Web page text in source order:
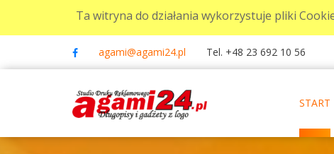
Ta witryna do działania wykorzystuje pliki
agami@agami24.pl Tel. +48 23 692 10 56
START